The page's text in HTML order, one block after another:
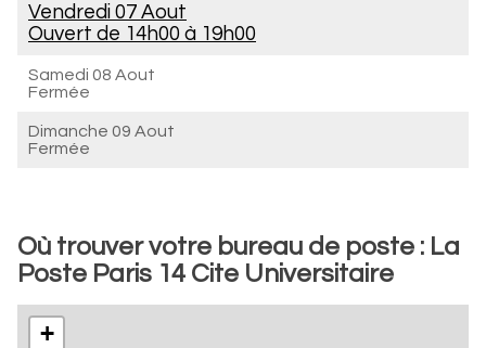
Vendredi 07 Aout
Ouvert de 14h00 à 19h00
Samedi 08 Aout
Fermée
Dimanche 09 Aout
Fermée
Où trouver votre bureau de poste : La
Poste Paris 14 Cite Universitaire
+